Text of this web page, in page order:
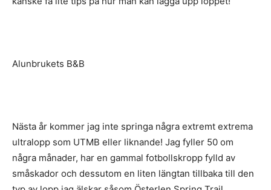
Alunbrukets B&B
Nästa år kommer jag inte springa några extremt extrema
ultralopp som UTMB eller liknande! Jag fyller 50 om
några månader, har en gammal fotbollskropp fylld av
småskador och dessutom en liten längtan tillbaka till den